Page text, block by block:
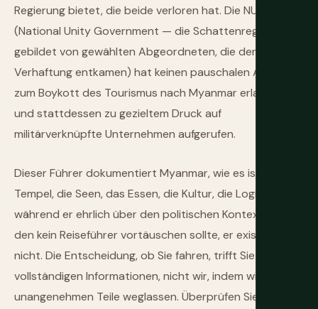
Regierung bietet, die beide verloren hat. Die NUG
(National Unity Government — die Schattenregierung,
gebildet von gewählten Abgeordneten, die der
Verhaftung entkamen) hat keinen pauschalen Aufruf
zum Boykott des Tourismus nach Myanmar erlassen
und stattdessen zu gezieltem Druck auf
militärverknüpfte Unternehmen aufgerufen.
Dieser Führer dokumentiert Myanmar, wie es ist — die
Tempel, die Seen, das Essen, die Kultur, die Logistik —
während er ehrlich über den politischen Kontext ist,
den kein Reiseführer vortäuschen sollte, er existiere
nicht. Die Entscheidung, ob Sie fahren, trifft Sie mit
vollständigen Informationen, nicht wir, indem wir die
unangenehmen Teile weglassen. Überprüfen Sie die